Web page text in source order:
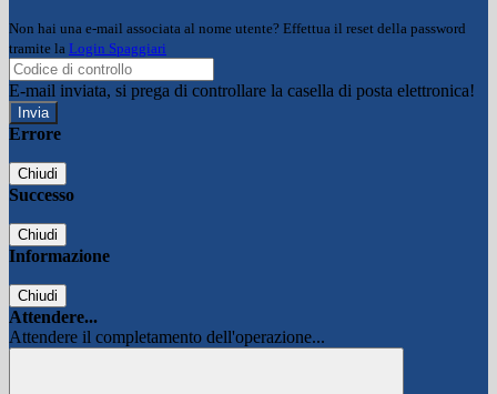
Non hai una e-mail associata al nome utente? Effettua il reset della password
tramite la Login Spaggiari
E-mail inviata, si prega di controllare la casella di posta elettronica!
Errore
Chiudi
Successo
Chiudi
Informazione
Chiudi
Attendere...
Attendere il completamento dell'operazione...